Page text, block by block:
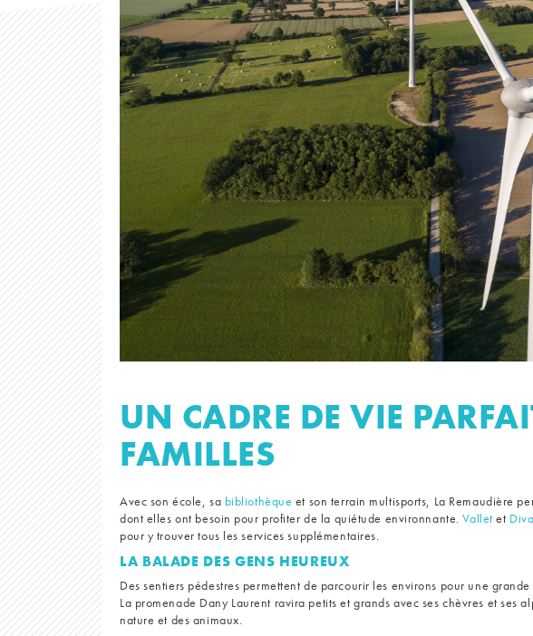
UN CADRE DE VIE
FAMILLES
Avec son école, sa bibliothèque et son terrain multisports, La Remaudière
dont elles ont besoin pour profiter de la quiétude environnante.Vallet et
pour y trouver tous les services supplémentaires.
LA BALADE DES GENS HEUREUX
Des sentiers pédestres permettent de parcourir les environs pour une grande
La promenade Dany Laurent ravira petits et grands avec ses chèvres et
nature et des animaux.